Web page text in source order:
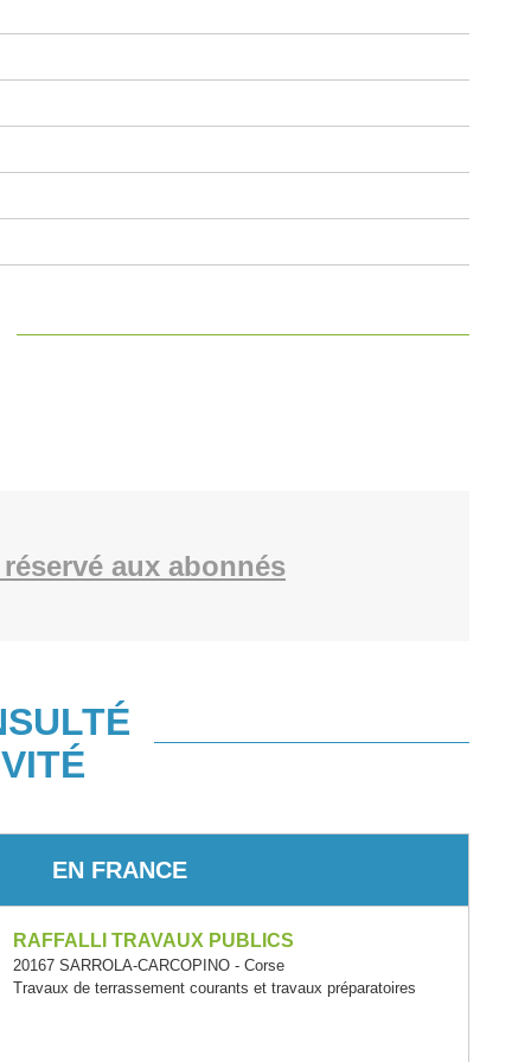
aux abonnés
EN FRANCE
RAFFALLI TRAVAUX PUBLICS
20167 SARROLA-CARCOPINO - Corse
Travaux de terrassement courants et travaux préparatoires